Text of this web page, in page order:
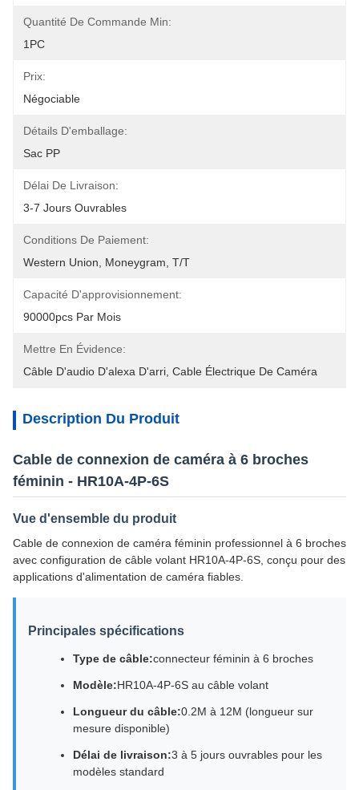
Quantité De Commande Min:
1PC
Prix:
Négociable
Détails D'emballage:
Sac PP
Délai De Livraison:
3-7 Jours Ouvrables
Conditions De Paiement:
Western Union, Moneygram, T/T
Capacité D'approvisionnement:
90000pcs Par Mois
Mettre En Évidence:
Câble D'audio D'alexa D'arri Cable Électrique De Caméra
Description Du Produit
Cable de connexion de caméra à 6 broches
féminin - HR10A-4P-6S
Vue d'ensemble du produit
Cable de connexion de caméra féminin professionnel à 6 broches
avec configuration de câble volant HR10A-4P-6S, conçu pour des
applications d'alimentation de caméra fiables.
Principales spécifications
Type de câble:connecteur féminin à 6 broches
Modèle:HR10A-4P-6S au câble volant
Longueur du câble:0.2M à 12M (longueur sur
mesure disponible)
Délai de livraison:3 à 5 jours ouvrables pour les
modèles standard